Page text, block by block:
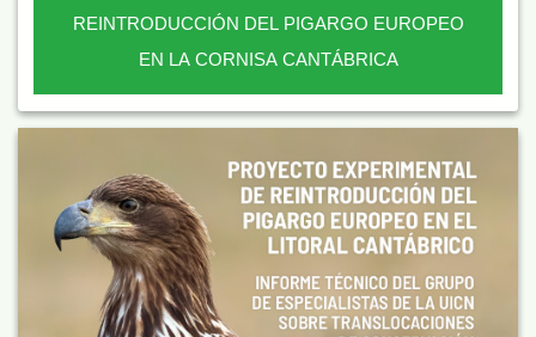
REINTRODUCCIÓN DEL PIGARGO EUROPEO
EN LA CORNISA CANTÁBRICA